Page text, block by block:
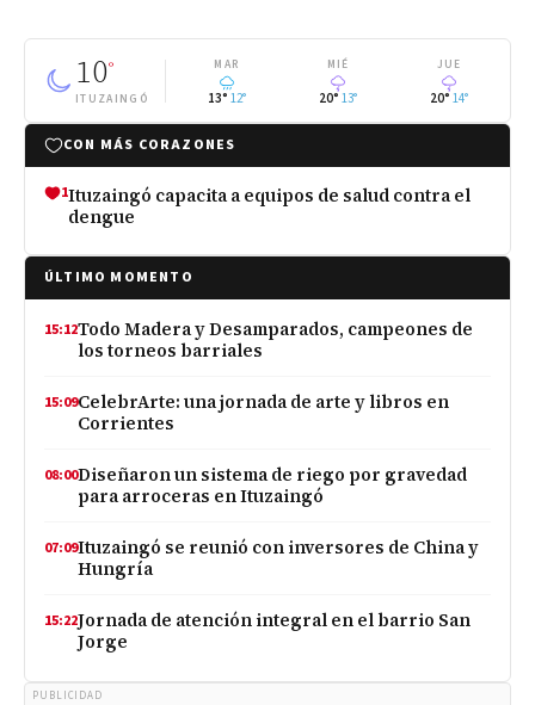
10°
ITUZAINGÓ
MAR
13° 12°
MIÉ
20° 13°
JUE
20° 14°
CON MÁS CORAZONES
1Ituzaingó capacita a equipos de salud contra el
dengue
ÚLTIMO MOMENTO
15:12Todo Madera y Desamparados, campeones de
los torneos barriales
15:09CelebrArte: una jornada de arte y libros en
Corrientes
08:00Diseñaron un sistema de riego por gravedad
para arroceras en Ituzaingó
07:09Ituzaingó se reunió con inversores de China y
Hungría
15:22Jornada de atención integral en el barrio San
Jorge
PUBLICIDAD